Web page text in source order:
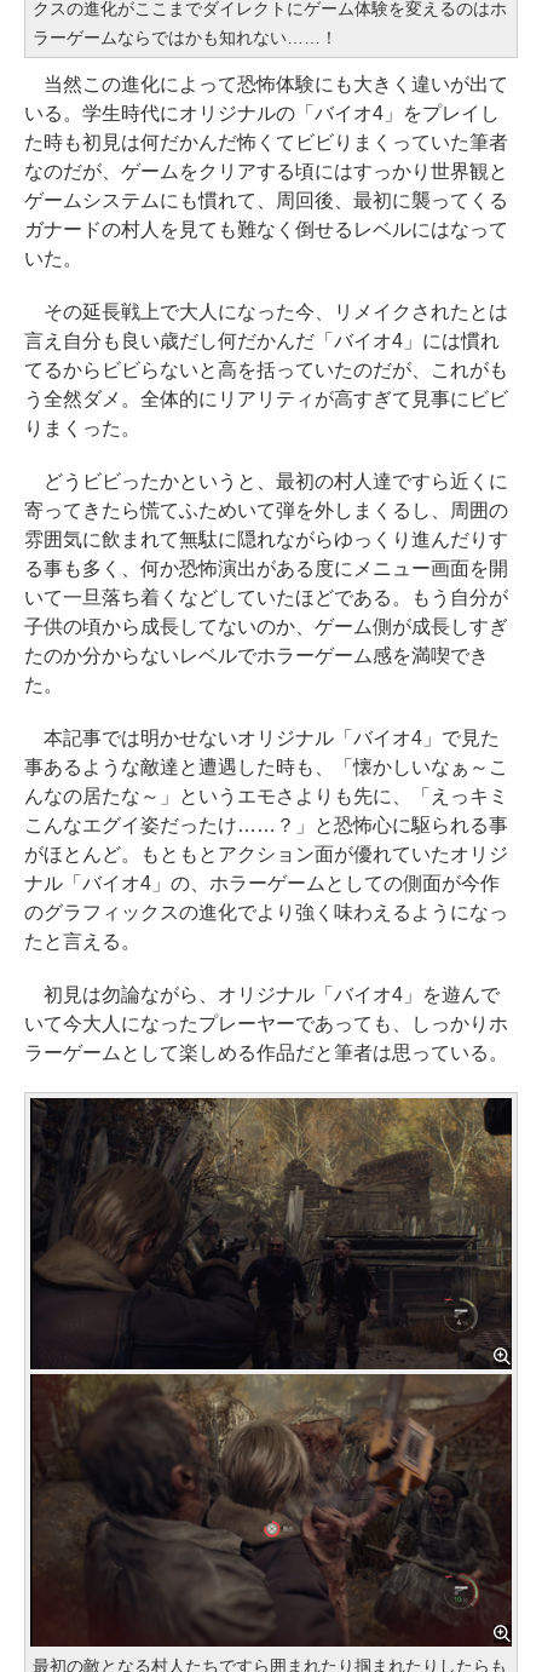
クスの進化がここまでダイレクトにゲーム体験を変えるのはホ
ラーゲームならではかも知れない……！
当然この進化によって恐怖体験にも大きく違いが出て
いる。学生時代にオリジナルの「バイオ4」をプレイし
た時も初見は何だかんだ怖くてビビりまくっていた筆者
なのだが、ゲームをクリアする頃にはすっかり世界観と
ゲームシステムにも慣れて、周回後、最初に襲ってくる
ガナードの村人を見ても難なく倒せるレベルにはなって
いた。
その延長戦上で大人になった今、リメイクされたとは
言え自分も良い歳だし何だかんだ「バイオ4」には慣れ
てるからビビらないと高を括っていたのだが、これがも
う全然ダメ。全体的にリアリティが高すぎて見事にビビ
りまくった。
どうビビったかというと、最初の村人達ですら近くに
寄ってきたら慌てふためいて弾を外しまくるし、周囲の
雰囲気に飲まれて無駄に隠れながらゆっくり進んだりす
る事も多く、何か恐怖演出がある度にメニュー画面を開
いて一旦落ち着くなどしていたほどである。もう自分が
子供の頃から成長してないのか、ゲーム側が成長しすぎ
たのか分からないレベルでホラーゲーム感を満喫でき
た。
本記事では明かせないオリジナル「バイオ4」で見た
事あるような敵達と遭遇した時も、「懐かしいなぁ～こ
んなの居たな～」というエモさよりも先に、「えっキミ
こんなエグイ姿だったけ……？」と恐怖心に駆られる事
がほとんど。もともとアクション面が優れていたオリジ
ナル「バイオ4」の、ホラーゲームとしての側面が今作
のグラフィックスの進化でより強く味わえるようになっ
たと言える。
初見は勿論ながら、オリジナル「バイオ4」を遊んで
いて今大人になったプレーヤーであっても、しっかりホ
ラーゲームとして楽しめる作品だと筆者は思っている。
最初の敵となる村人たちですら囲まれたり掴まれたりしたらも